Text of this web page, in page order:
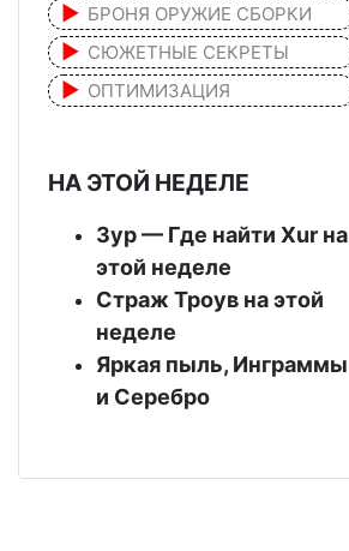
БРОНЯ ОРУЖИЕ СБОРКИ
СЮЖЕТНЫЕ СЕКРЕТЫ
ОПТИМИЗАЦИЯ
НА ЭТОЙ НЕДЕЛЕ
Зур — Где найти Xur на
этой неделе
Страж Троув на этой
неделе
Яркая пыль, Инграммы
и Серебро